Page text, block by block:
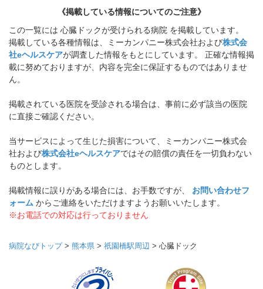
《掲載している情報についてのご注意》
この一覧には 心臓ドックが受けられる病院 を掲載しています。
掲載している各種情報は、ミーカンパニー株式会社および株式会
社eヘルスケアが調査した情報をもとにしています。 正確な情報掲
載に努めておりますが、内容を完全に保証するものではありませ
ん。
掲載されている医院を受診される場合は、事前に必ず該当の医院
に直接ご確認ください。
当サービスによって生じた損害について、ミーカンパニー株式会
社および株式会社eヘルスケアではその賠償の責任を一切負わない
ものとします。
掲載情報に誤りがある場合には、お手数ですが、 お問い合わせフ
ォーム からご連絡をいただけますようお願いいたします。
※お電話での対応は行っておりません
病院なびトップ> 熊本県 > 祇園橋駅周辺 > 心臓ドック